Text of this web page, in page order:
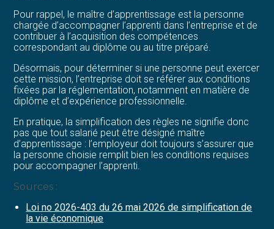
Pour rappel, le maître d’apprentissage est la personne
chargée d’accompagner l’apprenti dans l’entreprise et de
contribuer à l’acquisition des compétences
correspondant au diplôme ou au titre préparé.
Désormais, pour déterminer si une personne peut exercer
cette mission, l’entreprise doit se référer aux conditions
fixées par la réglementation, notamment en matière de
diplôme et d’expérience professionnelle.
En pratique, la simplification des règles ne signifie donc
pas que tout salarié peut être désigné maître
d’apprentissage : l’employeur doit toujours s’assurer que
la personne choisie remplit bien les conditions requises
pour accompagner l’apprenti.
Sources :
Loi no 2026-403 du 26 mai 2026 de simplification de
la vie économique